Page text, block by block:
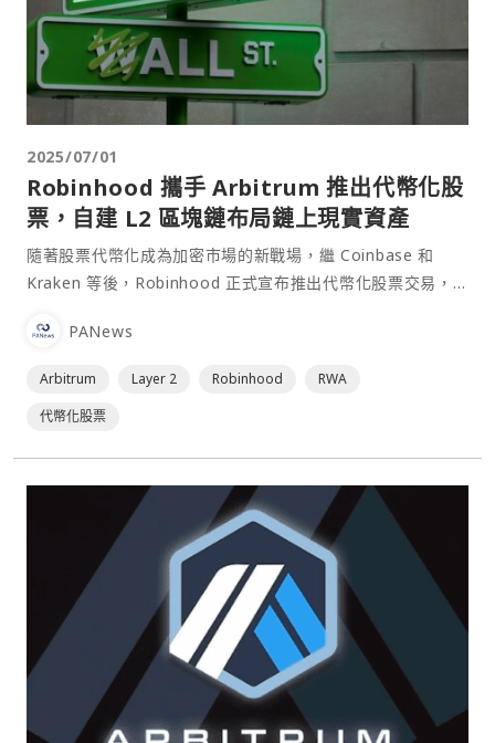
2025/07/01
Robinhood 攜手 Arbitrum 推出代幣化股
票，自建 L2 區塊鏈布局鏈上現實資產
隨著股票代幣化成為加密市場的新戰場，繼 Coinbase 和
Kraken 等後，Robinhood 正式宣布推出代幣化股票交易，
PANews
Arbitrum Layer 2 Robinhood
RWA
代幣化股票